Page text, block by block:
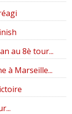
au 8è tour...
à Marseille...